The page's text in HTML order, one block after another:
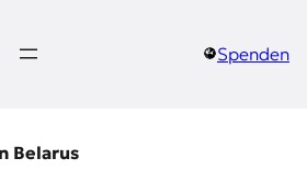
Spenden
Belarus